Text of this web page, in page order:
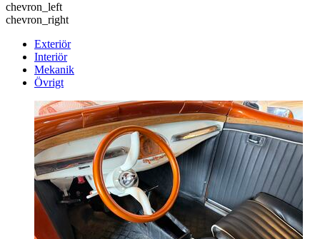
chevron_left
chevron_right
Exteriör
Interiör
Mekanik
Övrigt